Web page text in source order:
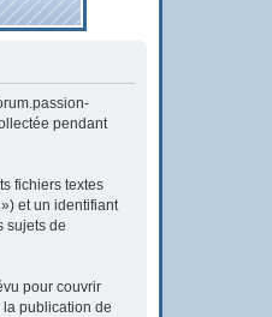
pendant
fichiers textes
et un identifiant
sujets de
pour couvrir
la publication de